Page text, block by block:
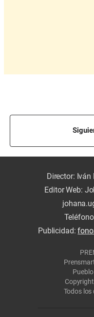
Director:
Editor Web:
Publicidad:
Todos los